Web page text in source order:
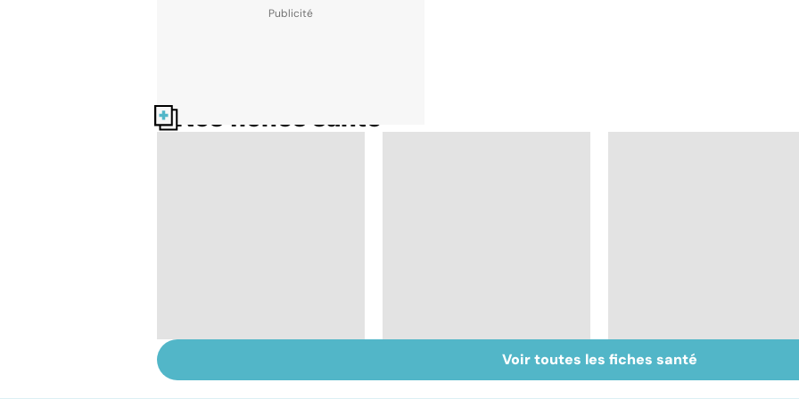
Nos fiches santé
pulmonaire
Tout savoir sur les
infections
Inflammation des
amygdales : que faire
Voir toutes les fiches santé